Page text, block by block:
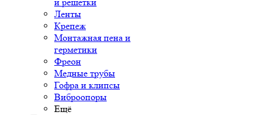
Ленты
Крепеж
Монтажная пена и
герметики
Фреон
Медные трубы
Гофра и клипсы
Виброопоры
Ещё